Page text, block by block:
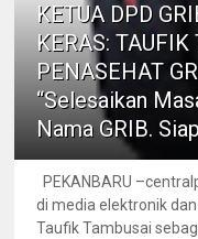
KETUA DPD
KERAS:
PENASEHAT
“Selesaikan
Nama GRIB.
PEKANBARU
di media elektronik
Taufik Tambusai